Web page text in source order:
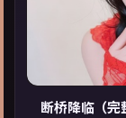
断桥降临（完